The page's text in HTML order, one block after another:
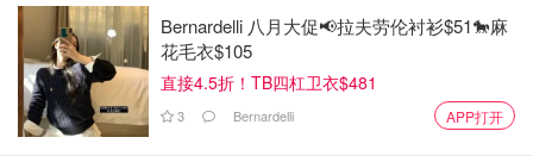
火，用攪拌棒是不是攪拌一下以免糊底，一直熬煮到白糖融
化，并且渐渐的熬成琥珀色。
***如果想整海鹽焦糖爆谷：可以在這時放少許鹽到糖漿中，
攪拌均勻。
Bernardelli 八月大促📢拉夫劳伦衬衫$51🐎麻
花毛衣$105
直接4.5折！TB四杠卫衣$481
3 Bernardelli APP打开